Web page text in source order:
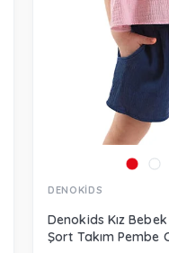
DENOKİDS
Denokids Kız
Şort Takım Pembe